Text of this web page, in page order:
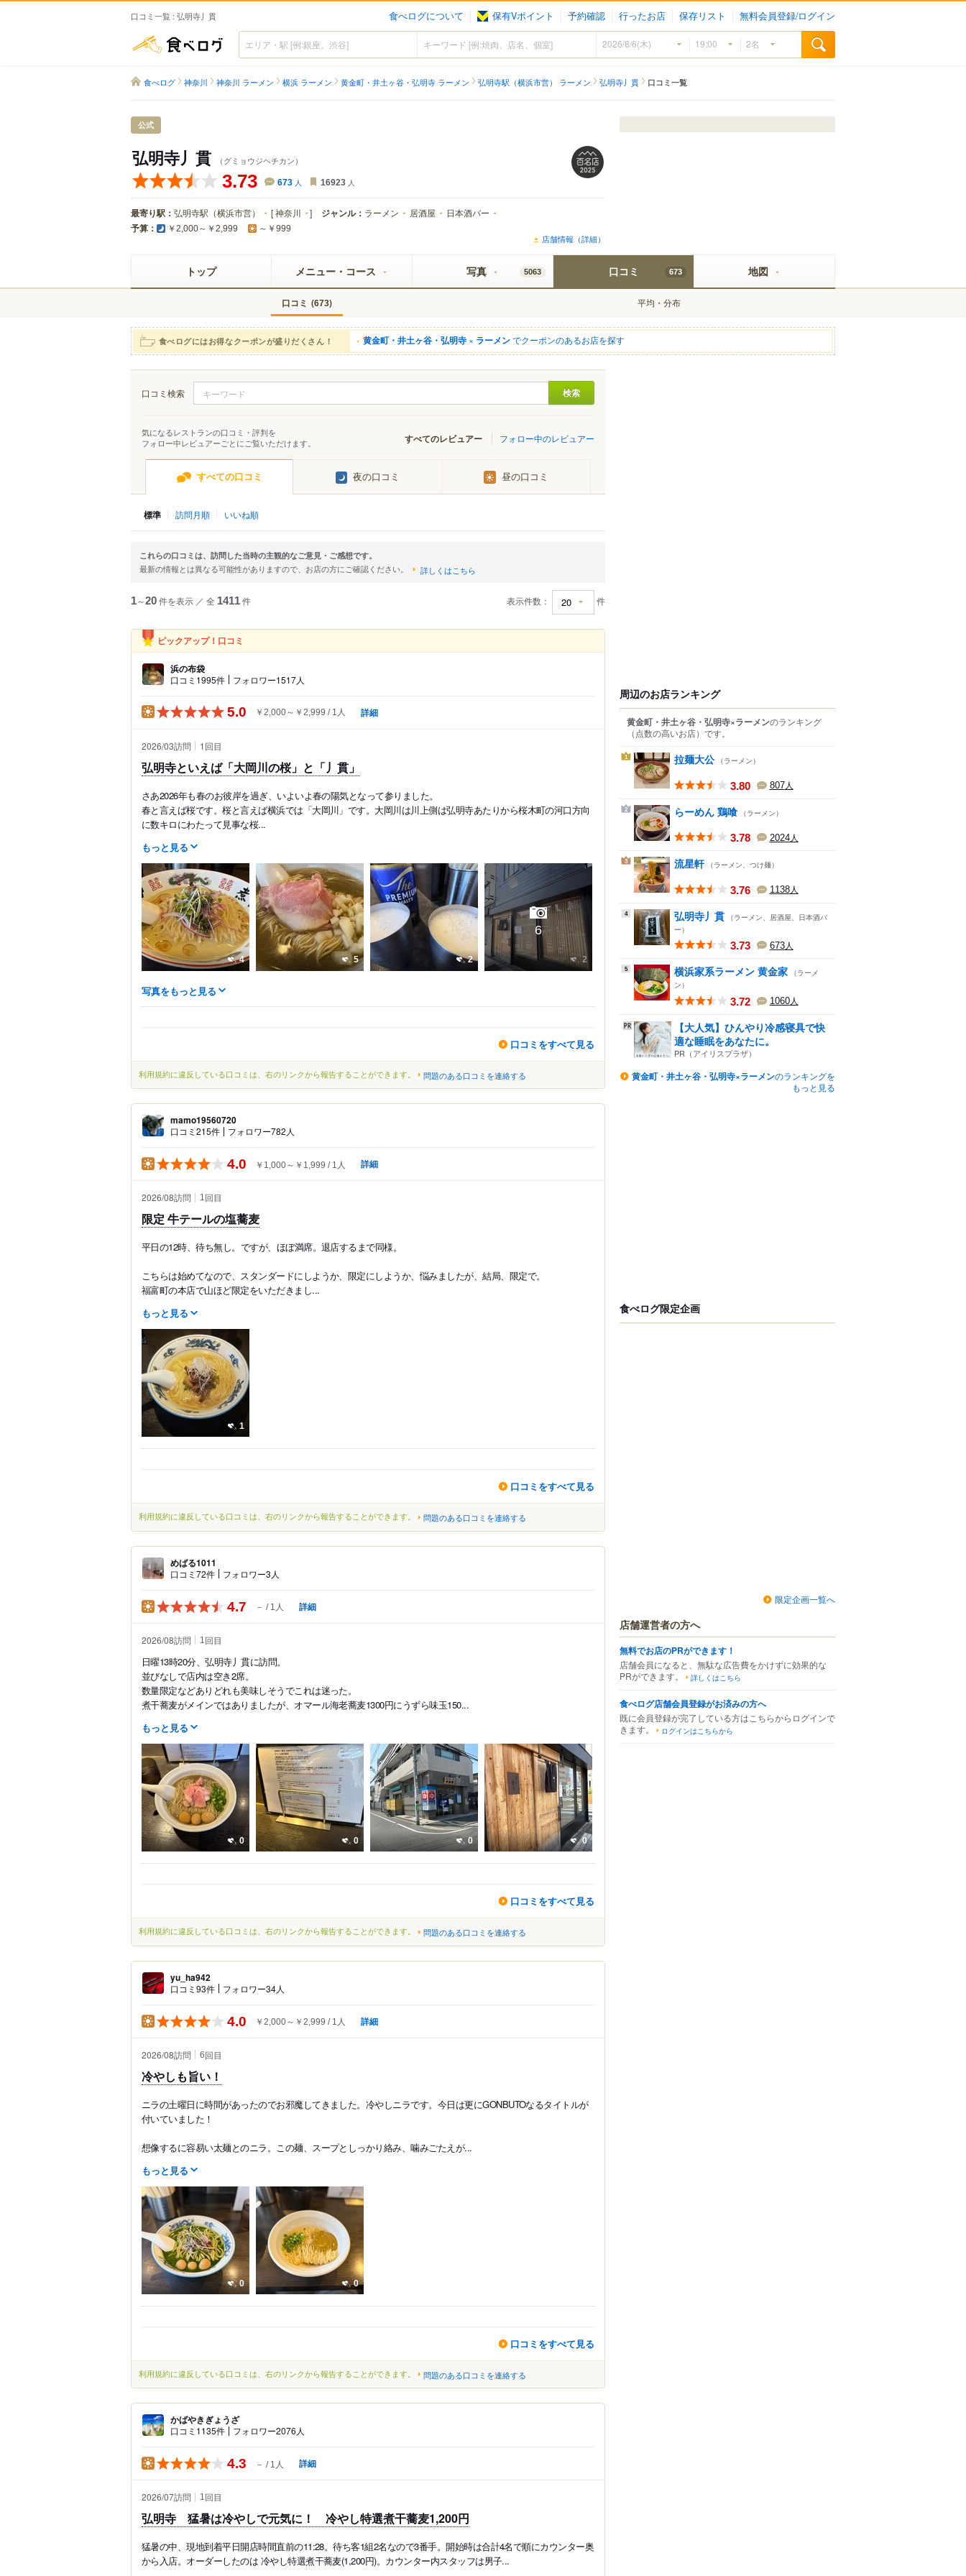
口コミ一覧 : 弘明寺丿貫 食べログについて 保有Vポイント 予約確認 行ったお店 保存リスト 無料会員登録/ログイン
食べログ
食べログ 神奈川 神奈川 ラーメン 横浜 ラーメン 黄金町・井土ヶ谷・弘明寺 ラーメン 弘明寺駅（横浜市営） ラーメン 弘明寺丿貫 口コミ一覧
公式
弘明寺丿貫 （グミョウジヘチカン）
3.73 673 人 16923 人
最寄り駅： 弘明寺駅（横浜市営） [神奈川 ] ジャンル： ラーメン 居酒屋 日本酒バー
予算： ￥2,000～￥2,999 ～￥999
店舗情報（詳細）
トップ メニュー・コース 写真 5063 口コミ 673
口コミ (673) 平均・分布
地図
食べログにはお得なクーポンが盛りだくさん！ 黄金町・井土ヶ谷・弘明寺 × ラーメンでクーポンのあるお店を探す
口コミ検索
気になるレストランの口コミ・評判を
フォロー中レビュアーごとにご覧いただけます。
すべてのレビュアー フォロー中のレビュアー
すべての口コミ 夜の口コミ 昼の口コミ
標準 訪問月順 いいね順
これらの口コミは、訪問した当時の主観的なご意見・ご感想です。
最新の情報とは異なる可能性がありますので、お店の方にご確認ください。 詳しくはこちら
1～20件を表示 ／ 全 1411件 表示件数： 件
ピックアップ！口コミ
浜の布袋
口コミ1995件 フォロワー1517人
5.0 ￥2,000～￥2,999 1人 詳細
2026/03訪問 1回目
弘明寺といえば「大岡川の桜」と「丿貫」
さあ2026年も春のお彼岸を過ぎ、いよいよ春の陽気となって参りました。
春と言えば桜です。桜と言えば横浜では「大岡川」です。大岡川は川上側は弘明寺あたりから桜木町の河口方向
に数キロにわたって見事な桜...
もっと見る
4 5 2 2
6
写真をもっと見る
口コミをすべて見る
利用規約に違反している口コミは、右のリンクから報告することができます。 問題のある口コミを連絡する
mamo19560720
口コミ215件 フォロワー782人
4.0 ￥1,000～￥1,999 1人 詳細
2026/08訪問 1回目
限定 牛テールの塩蕎麦
平日の12時、待ち無し。ですが、ほぼ満席。退店するまで同様。
こちらは始めてなので、スタンダードにしようか、限定にしようか、悩みましたが、結局、限定で。
福富町の本店で山ほど限定をいただきまし...
もっと見る
1
口コミをすべて見る
利用規約に違反している口コミは、右のリンクから報告することができます。 問題のある口コミを連絡する
めばる1011
口コミ72件 フォロワー3人
4.7 － 1人 詳細
2026/08訪問 1回目
日曜13時20分、弘明寺丿貫に訪問。
並びなしで店内は空き2席。
数量限定などありどれも美味しそうでこれは迷った。
煮干蕎麦がメインではありましたが、オマール海老蕎麦1300円にうずら味玉150...
もっと見る
0 0 0 0
口コミをすべて見る
利用規約に違反している口コミは、右のリンクから報告することができます。 問題のある口コミを連絡する
yu_ha942
口コミ93件 フォロワー34人
4.0 ￥2,000～￥2,999 1人 詳細
2026/08訪問 6回目
冷やしも旨い！
ニラの土曜日に時間があったのでお邪魔してきました。冷やしニラです。今日は更にGONBUTOなるタイトルが
付いていました！
想像するに容易い太麺とのニラ。この麺、スープとしっかり絡み、噛みごたえが...
もっと見る
0 0
口コミをすべて見る
利用規約に違反している口コミは、右のリンクから報告することができます。 問題のある口コミを連絡する
かばやきぎょうざ
口コミ1135件 フォロワー2076人
4.3 － 1人 詳細
2026/07訪問 1回目
弘明寺 猛暑は冷やしで元気に！ 冷やし特選煮干蕎麦1,200円
猛暑の中、現地到着平日開店時間直前の11:28。待ち客1組2名なので3番手。開始時は合計4名で順にカウンター奥
から入店。オーダーしたのは 冷やし特選煮干蕎麦(1,200円)。カウンター内スタッフは男子...
周辺のお店ランキング
黄金町・井土ヶ谷・弘明寺×ラーメンのランキング
（点数の高いお店） です。
1 拉麺大公 （ラーメン）
3.80 807人
2 らーめん 鶏喰 （ラーメン）
3.78 2024人
3 流星軒 （ラーメン、つけ麺）
3.76 1138人
4 弘明寺丿貫 （ラーメン、居酒屋、日本酒バ
ー）
3.73 673人
5 横浜家系ラーメン 黄金家 （ラーメ
ン）
3.72 1060人
【大人気】ひんやり冷感寝具で快
適な睡眠をあなたに。
PR（アイリスプラザ）
黄金町・井土ヶ谷・弘明寺×ラーメンのランキングを
もっと見る
食べログ限定企画
限定企画一覧へ
店舗運営者の方へ
無料でお店のPRができます！
店舗会員になると、無駄な広告費をかけずに効果的な
PRができます。
詳しくはこちら
食べログ店舗会員登録がお済みの方へ
既に会員登録が完了している方はこちらからログインで
きます。
ログインはこちらから